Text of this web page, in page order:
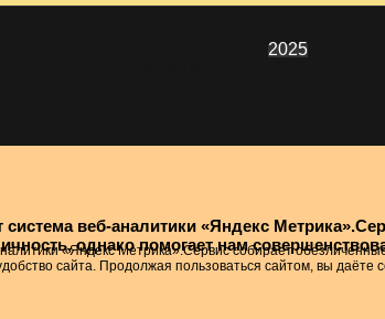
веб-аналитики «Яндекс
однако помогает нам
2025
«Яндекс Метрика».Сервис собирает
сайта. Продолжая пользоваться сайтом, вы